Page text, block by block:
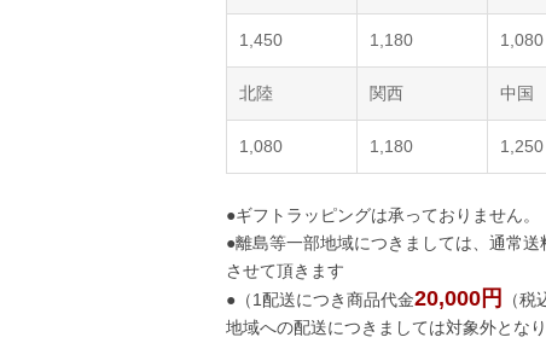
1,450 1,180 1,080
北陸 関西 中国
1,080 1,180 1,250
●ギフトラッピングは承っておりません。
●離島等一部地域につきましては、通常
させて頂きます
●（1配送につき商品代金20,000円
（
地域への配送につきましては対象外とな